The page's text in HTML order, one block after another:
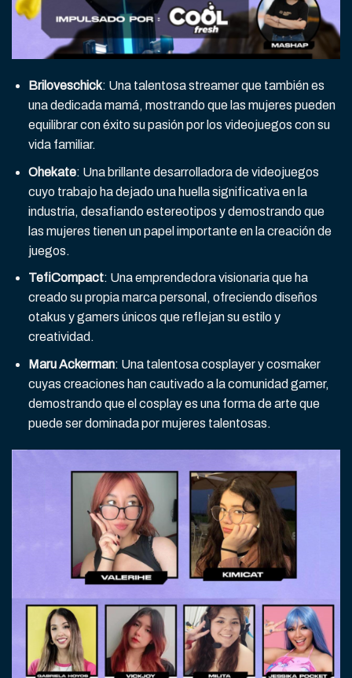
Briloveschick: Una talentosa streamer que también es
una dedicada mamá, mostrando que las mujeres pueden
equilibrar con éxito su pasión por los videojuegos con su
vida familiar.
Ohekate: Una brillante desarrolladora de videojuegos
cuyo trabajo ha dejado una huella significativa en la
industria, desafiando estereotipos y demostrando que
las mujeres tienen un papel importante en la creación de
juegos.
TefiCompact: Una emprendedora visionaria que ha
creado su propia marca personal, ofreciendo diseños
otakus y gamers únicos que reflejan su estilo y
creatividad.
Maru Ackerman: Una talentosa cosplayer y cosmaker
cuyas creaciones han cautivado a la comunidad gamer,
demostrando que el cosplay es una forma de arte que
puede ser dominada por mujeres talentosas.